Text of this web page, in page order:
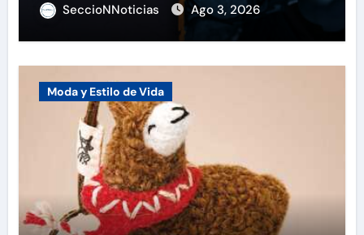
SeccioNNoticias Ago 3, 2026
Moda y Estilo de Vida